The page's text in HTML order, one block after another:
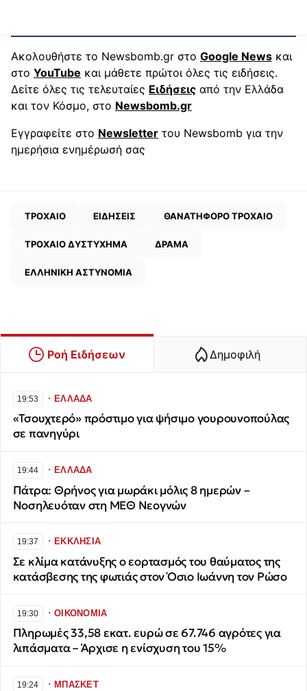
Ακολουθήστε το Newsbomb.gr στο Google News και
στο YouTube και μάθετε πρώτοι όλες τις ειδήσεις.
Δείτε όλες τις τελευταίες Ειδήσεις από την Ελλάδα
και τον Κόσμο, στο Newsbomb.gr
Εγγραφείτε στο Newsletter του Newsbomb για την
ημερήσια ενημέρωσή σας
ΤΡΟΧΑΙΟ ΕΙΔΗΣΕΙΣ ΘΑΝΑΤΗΦΟΡΟ ΤΡΟΧΑΙΟ
ΤΡΟΧΑΙΟ ΔΥΣΤΥΧΗΜΑ ΔΡΑΜΑ
ΕΛΛΗΝΙΚΗ ΑΣΤΥΝΟΜΙΑ
Ροή Ειδήσεων Δημοφιλή
19:53 ∙ΕΛΛΑΔΑ
«Τσουχτερό» πρόστιμο για ψήσιμο γουρουνοπούλας
σε πανηγύρι
19:44 ∙ΕΛΛΑΔΑ
Πάτρα: Θρήνος για μωράκι μόλις 8 ημερών –
Νοσηλευόταν στη ΜΕΘ Νεογνών
19:37 ∙ΕΚΚΛΗΣΙΑ
Σε κλίμα κατάνυξης ο εορτασμός του θαύματος της
κατάσβεσης της φωτιάς στον Όσιο Ιωάννη τον Ρώσο
19:30 ∙ΟΙΚΟΝΟΜΙΑ
Πληρωμές 33,58 εκατ. ευρώ σε 67.746 αγρότες για
λιπάσματα – Άρχισε η ενίσχυση του 15%
19:24 ∙ΜΠΑΣΚΕΤ